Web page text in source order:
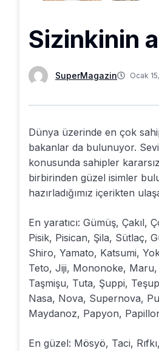
Sizinkinin
SuperMagazin Ocak
Dünya üzerinde en çok
bakanlar da bulunuyor.
konusunda sahipler
birbirinden güzel isimler
hazırladığımız içerikten
En yaratıcı: Gümüş,
Pisik, Pisican, Şila, Sütlaç,
Shiro, Yamato, Katsumi,
Teto, Jiji, Mononoke, Maru,
Taşmişu, Tuta, Şuppi,
Nasa, Nova, Supernova,
Maydanoz, Papyon,
En güzel: Mösyö, Taci,